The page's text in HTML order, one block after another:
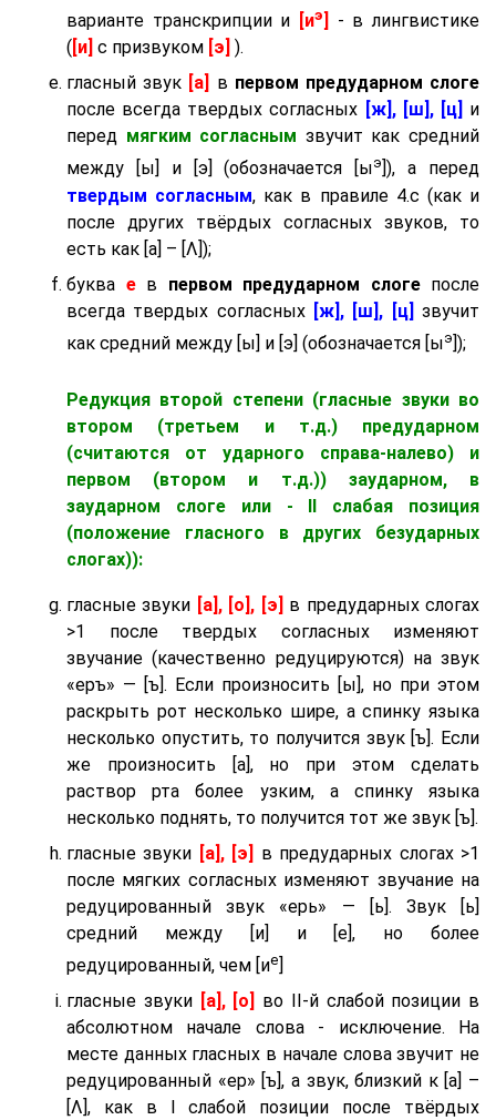
варианте транскрипции и
[иэ
- в лингвистике
( [и] с призвуком [э] ).
гласный звук
[а] в первом предударном слоге
после всегда твердых согласных
[ж], [ш], [ц]
и
перед мягким согласным звучит как средний
между [ы] и [э] (обозначается [ыэ ]), а перед
твердым согласным, как в правиле 4.c (как и
после других твёрдых согласных звуков, то
есть как [а] – [Λ]);
буква ев первом предударном слогепосле
всегда твердых согласных [ж], [ш], [ц] звучит
как средний между [ы] и [э] (обозначается [ыэ]);
Редукция второй степени (гласные звуки во
втором (третьем и т.д.) предударном
(считаются от ударного справа-налево) и
первом (втором и т.д.)) заударном, в
заударном слогеили - II слабая позиция
(положение гласного в других безударных
слогах)):
гласные звуки [а], [о], [э] в предударных слогах
>1 после твердых согласных изменяют
звучание (качественно редуцируются) на звук
«еръ» — [ъ]. Если произносить [ы], но при этом
раскрыть рот несколько шире, а спинку языка
несколько опустить, то получится звук [ъ]. Если
же произносить [а], но при этом сделать
раствор рта более узким, а спинку языка
несколько поднять, то получится тот же звук [ъ].
гласные звуки [а], [э] в предударных слогах >1
после мягких согласных изменяют звучание на
редуцированный звук «ерь» — [ь]. Звук [ь]
средний между [и] и [е], но более
редуцированный, чем [ие
гласные звуки
[а], [о]
во II-й слабой позиции в
абсолютном начале слова - исключение. На
месте данных гласных в начале слова звучит не
редуцированный «ер» [ъ], а звук, близкий к [а] –
[Λ], как в I слабой позиции после твёрдых